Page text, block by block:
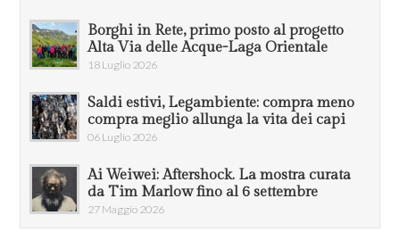
Borghi in Rete, primo posto al progetto
Alta Via delle Acque-Laga Orientale
18 Luglio 2026
Saldi estivi, Legambiente: compra meno
compra meglio allunga la vita dei capi
06 Luglio 2026
Ai Weiwei: Aftershock. La mostra curata
da Tim Marlow fino al 6 settembre
27 Maggio 2026